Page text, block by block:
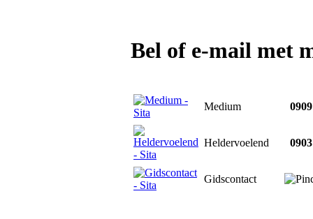
Bel of e-mail met
Medium
Heldervoelend
Gidscontact